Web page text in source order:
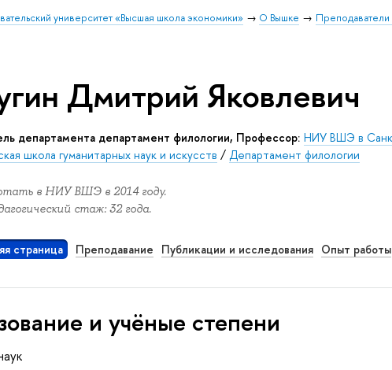
университет «Высшая школа экономики» О Вышке Преподаватели
Дмитрий Яковлевич
департамента департамент филологии, Профессор: НИУ ВШЭ в
школа гуманитарных наук и искусств / Департамент филологии
в НИУ ВШЭ в 2014 году.
стаж: 32 года.
страница Преподавание Публикации и исследования Опыт работы
и учёные степени